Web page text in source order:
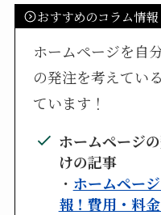
おすすめのコラム情報
ホームページを自
の発注を考えてい
ています！
ホームページ
けの記事
・ ホームペー
報！費用・料